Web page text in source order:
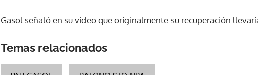
Gasol señaló en su video que originalmente su recuperación
Temas relacionados